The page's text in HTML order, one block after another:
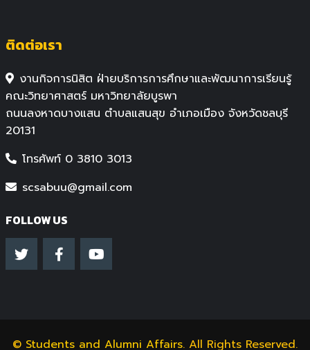
ติดต่อเรา
งานกิจการนิสิต ฝ่ายบริการการศึกษาและพัฒนาการเรียนรู้
คณะวิทยาศาสตร์ มหาวิทยาลัยบูรพา
ถนนลงหาดบางแสน ตำบลแสนสุข อำเภอเมือง จังหวัดชลบุรี
20131
โทรศัพท์ 0 3810 3013
scsabuu@gmail.com
FOLLOW US
© Students and Alumni Affairs. All Rights Reserved.